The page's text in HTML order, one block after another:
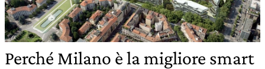
Perché Milano è la migliore smart